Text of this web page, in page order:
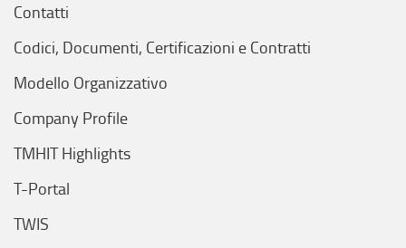
Contatti
Codici, Documenti, Certificazioni e Contratti
Modello Organizzativo
Company Profile
TMHIT Highlights
T-Portal
TWIS